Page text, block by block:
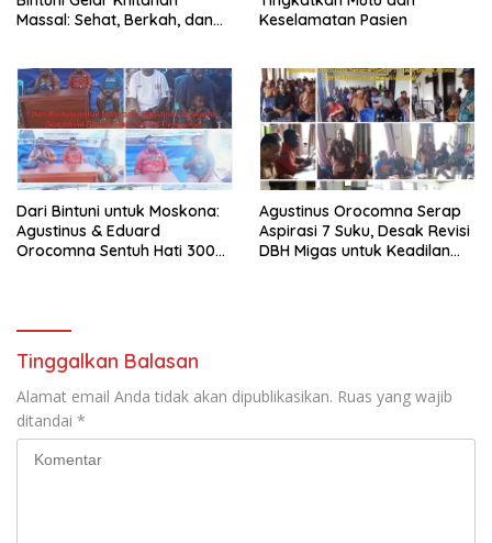
Massal: Sehat, Berkah, dan
Keselamatan Pasien
Dari Bintuni untuk Moskona:
Agustinus & Eduard
Orocomna Sentuh Hati 300
Agustinus Orocomna Serap
Aspirasi 7 Suku, Desak Revisi
DBH Migas untuk Keadilan
Tinggalkan Balasan
Alamat email Anda tidak akan dipublikasikan. Ruas yang wajib
ditandai *